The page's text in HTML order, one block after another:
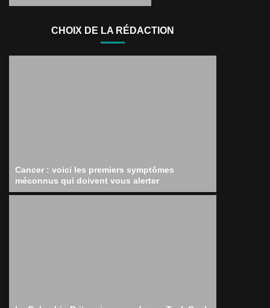
CHOIX DE LA RÉDACTION
Cancer : voici les premiers symptômes
méconnus qui doivent vous alerter